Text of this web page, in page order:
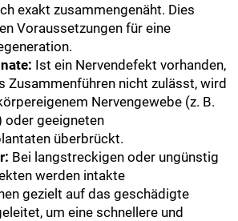
exakt zusammengenäht. Dies
Voraussetzungen für eine
Ist ein Nervendefekt vorhanden,
Zusammenführen nicht zulässt, wird
Nervengewebe (z. B.
oder geeigneten
überbrückt.
Bei langstreckigen oder ungünstig
werden intakte
gezielt auf das geschädigte
um eine schnellere und